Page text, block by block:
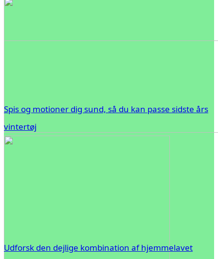
Spis og motioner dig sund, så du kan passe sidste års
vintertøj
Udforsk den dejlige kombination af hjemmelavet